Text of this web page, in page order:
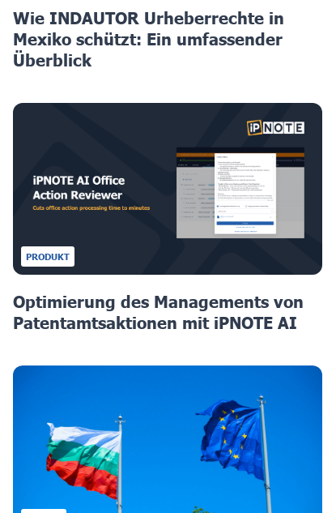
Wie INDAUTOR Urheberrechte in
Mexiko schützt: Ein umfassender
Überblick
PRODUKT
Optimierung des Managements von
Patentamtsaktionen mit iPNOTE AI